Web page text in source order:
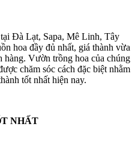
Đà Lạt, Sapa, Mê Linh, Tây
hoa đầy đủ nhất, giá thành vừa
Vườn trồng hoa của chúng
chăm sóc cách đặc biệt nhằm
tốt nhất hiện nay.
NHẤT